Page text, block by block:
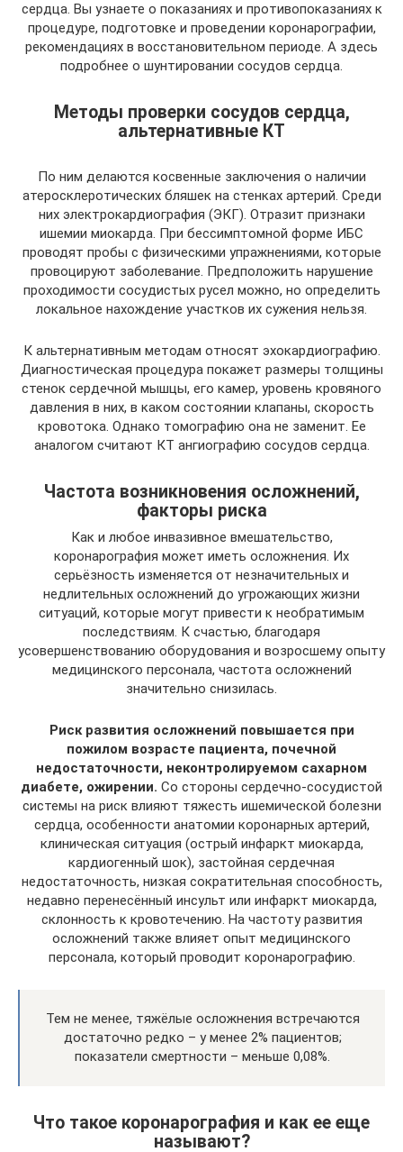
сердца. Вы узнаете о показаниях и противопоказаниях к
процедуре, подготовке и проведении коронарографии,
рекомендациях в восстановительном периоде. А здесь
подробнее о шунтировании сосудов сердца.
Методы проверки сосудов сердца,
альтернативные КТ
По ним делаются косвенные заключения о наличии
атеросклеротических бляшек на стенках артерий. Среди
них электрокардиография (ЭКГ). Отразит признаки
ишемии миокарда. При бессимптомной форме ИБС
проводят пробы с физическими упражнениями, которые
провоцируют заболевание. Предположить нарушение
проходимости сосудистых русел можно, но определить
локальное нахождение участков их сужения нельзя.
К альтернативным методам относят эхокардиографию.
Диагностическая процедура покажет размеры толщины
стенок сердечной мышцы, его камер, уровень кровяного
давления в них, в каком состоянии клапаны, скорость
кровотока. Однако томографию она не заменит. Ее
аналогом считают КТ ангиографию сосудов сердца.
Частота возникновения осложнений,
факторы риска
Как и любое инвазивное вмешательство,
коронарография может иметь осложнения. Их
серьёзность изменяется от незначительных и
недлительных осложнений до угрожающих жизни
ситуаций, которые могут привести к необратимым
последствиям. К счастью, благодаря
усовершенствованию оборудования и возросшему опыту
медицинского персонала, частота осложнений
значительно снизилась.
Риск развития осложнений повышается при
пожилом возрасте пациента, почечной
недостаточности, неконтролируемом сахарном
диабете, ожирении. Со стороны сердечно-сосудистой
системы на риск влияют тяжесть ишемической болезни
сердца, особенности анатомии коронарных артерий,
клиническая ситуация (острый инфаркт миокарда,
кардиогенный шок), застойная сердечная
недостаточность, низкая сократительная способность,
недавно перенесённый инсульт или инфаркт миокарда,
склонность к кровотечению. На частоту развития
осложнений также влияет опыт медицинского
персонала, который проводит коронарографию.
Тем не менее, тяжёлые осложнения встречаются
достаточно редко – у менее 2% пациентов;
показатели смертности – меньше 0,08%.
Что такое коронарография и как ее еще
называют?